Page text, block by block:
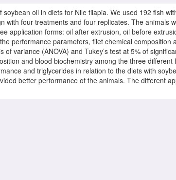
oil in diets for Nile tilapia. We used 192 fish
four treatments and four replicates. The animals
application forms: oil after extrusion, oil before
performance parameters, filet chemical composition
variance (ANOVA) and Tukey’s test at 5% of
and blood biochemistry among the three different
and triglycerides in relation to the diets with
better performance of the animals. The different